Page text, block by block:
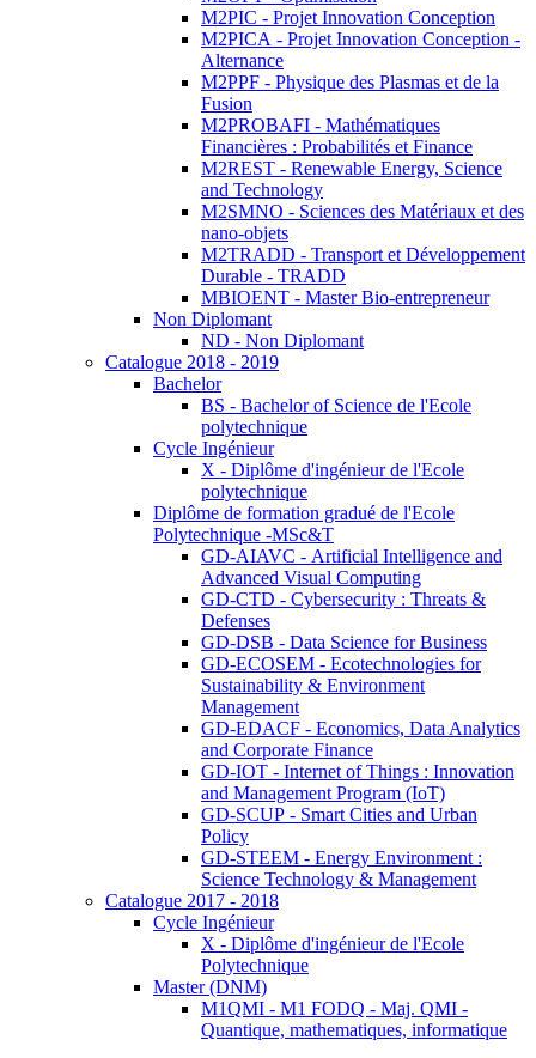
M2PIC - Projet Innovation Conception
M2PICA - Projet Innovation Conception -
Alternance
M2PPF - Physique des Plasmas et de la
Fusion
M2PROBAFI - Mathématiques
Financières : Probabilités et Finance
M2REST - Renewable Energy, Science
and Technology
M2SMNO - Sciences des Matériaux et des
nano-objets
M2TRADD - Transport et Développement
Durable - TRADD
MBIOENT - Master Bio-entrepreneur
Non Diplomant
ND - Non Diplomant
Catalogue 2018 - 2019
Bachelor
BS - Bachelor of Science de l'Ecole
polytechnique
Cycle Ingénieur
X - Diplôme d'ingénieur de l'Ecole
polytechnique
Diplôme de formation gradué de l'Ecole
Polytechnique -MSc&T
GD-AIAVC - Artificial Intelligence and
Advanced Visual Computing
GD-CTD - Cybersecurity : Threats &
Defenses
GD-DSB - Data Science for Business
GD-ECOSEM - Ecotechnologies for
Sustainability & Environment
Management
GD-EDACF - Economics, Data Analytics
and Corporate Finance
GD-IOT - Internet of Things : Innovation
and Management Program (IoT)
GD-SCUP - Smart Cities and Urban
Policy
GD-STEEM - Energy Environment :
Science Technology & Management
Catalogue 2017 - 2018
Cycle Ingénieur
X - Diplôme d'ingénieur de l'Ecole
Polytechnique
Master (DNM)
M1QMI - M1 FODQ - Maj. QMI -
Quantique, mathematiques, informatique